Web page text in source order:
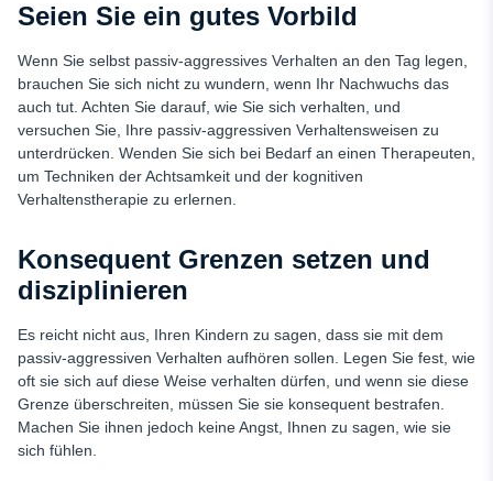
Seien Sie ein gutes Vorbild
Wenn Sie selbst passiv-aggressives Verhalten an den Tag legen,
brauchen Sie sich nicht zu wundern, wenn Ihr Nachwuchs das
auch tut. Achten Sie darauf, wie Sie sich verhalten, und
versuchen Sie, Ihre passiv-aggressiven Verhaltensweisen zu
unterdrücken. Wenden Sie sich bei Bedarf an einen Therapeuten,
um Techniken der Achtsamkeit und der kognitiven
Verhaltenstherapie zu erlernen.
Konsequent Grenzen setzen und
disziplinieren
Es reicht nicht aus, Ihren Kindern zu sagen, dass sie mit dem
passiv-aggressiven Verhalten aufhören sollen. Legen Sie fest, wie
oft sie sich auf diese Weise verhalten dürfen, und wenn sie diese
Grenze überschreiten, müssen Sie sie konsequent bestrafen.
Machen Sie ihnen jedoch keine Angst, Ihnen zu sagen, wie sie
sich fühlen.